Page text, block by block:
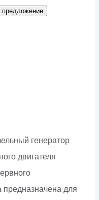
предложение
генератор
двигателя
предназначена для